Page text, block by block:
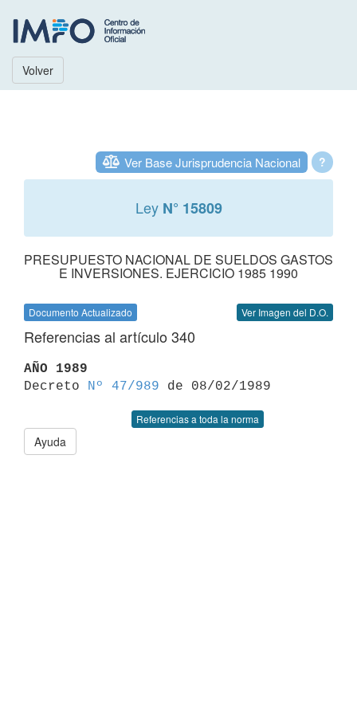
Volver
?
Ver Base Jurisprudencia Nacional
Ley N° 15809
PRESUPUESTO NACIONAL DE SUELDOS GASTOS
E INVERSIONES. EJERCICIO 1985 1990
Documento Actualizado Ver Imagen del D.O.
Referencias al artículo 340
AÑO 1989
Decreto
Nº 47/989
Referencias a toda la norma
Ayuda